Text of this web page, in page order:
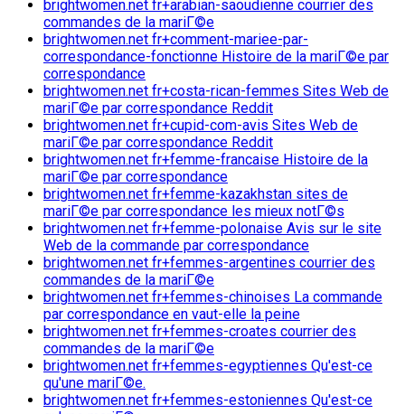
brightwomen.net fr+arabian-saoudienne courrier des
commandes de la mariГ©e
brightwomen.net fr+comment-mariee-par-
correspondance-fonctionne Histoire de la mariГ©e par
correspondance
brightwomen.net fr+costa-rican-femmes Sites Web de
mariГ©e par correspondance Reddit
brightwomen.net fr+cupid-com-avis Sites Web de
mariГ©e par correspondance Reddit
brightwomen.net fr+femme-francaise Histoire de la
mariГ©e par correspondance
brightwomen.net fr+femme-kazakhstan sites de
mariГ©e par correspondance les mieux notГ©s
brightwomen.net fr+femme-polonaise Avis sur le site
Web de la commande par correspondance
brightwomen.net fr+femmes-argentines courrier des
commandes de la mariГ©e
brightwomen.net fr+femmes-chinoises La commande
par correspondance en vaut-elle la peine
brightwomen.net fr+femmes-croates courrier des
commandes de la mariГ©e
brightwomen.net fr+femmes-egyptiennes Qu'est-ce
qu'une mariГ©e.
brightwomen.net fr+femmes-estoniennes Qu'est-ce